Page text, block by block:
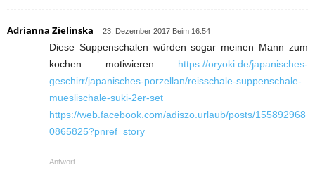
Adrianna Zielinska 23. Dezember 2017 Beim 16:54
Diese Suppenschalen würden sogar meinen Mann zum
kochen motiwieren https://oryoki.de/japanisches-
geschirr/japanisches-porzellan/reisschale-suppenschale-
mueslischale-suki-2er-set
https://web.facebook.com/adiszo.urlaub/posts/155892968
0865825?pnref=story
Antwort